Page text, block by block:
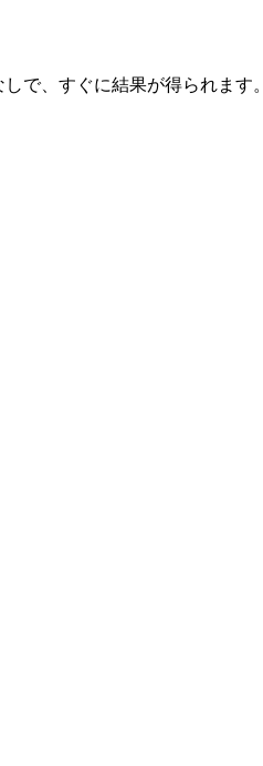
で、すぐに結果が得られます。